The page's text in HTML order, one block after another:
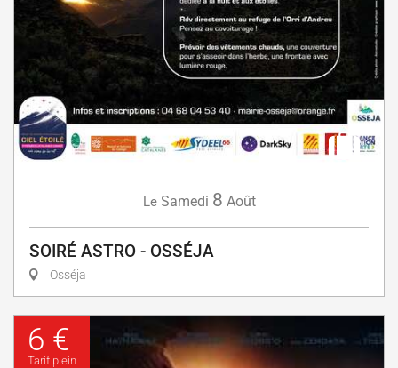
Le Samedi 8 Août
SOIRÉ ASTRO - OSSÉJA
Osséja
6 €
Tarif plein